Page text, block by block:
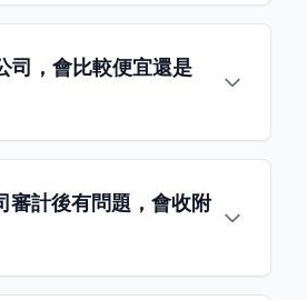
司，會比較便宜還是
審計後有問題，會收附